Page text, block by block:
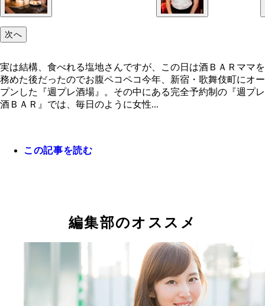
次へ
実は結構、食べれる塩地さんですが、この日は酒ＢＡＲママを
務めた後だったのでお腹ペコペコ今年、新宿・歌舞伎町にオー
プンした『週プレ酒場』。その中にある完全予約制の『週プレ
酒ＢＡＲ』では、毎日のように女性...
この記事を読む
編集部のオススメ